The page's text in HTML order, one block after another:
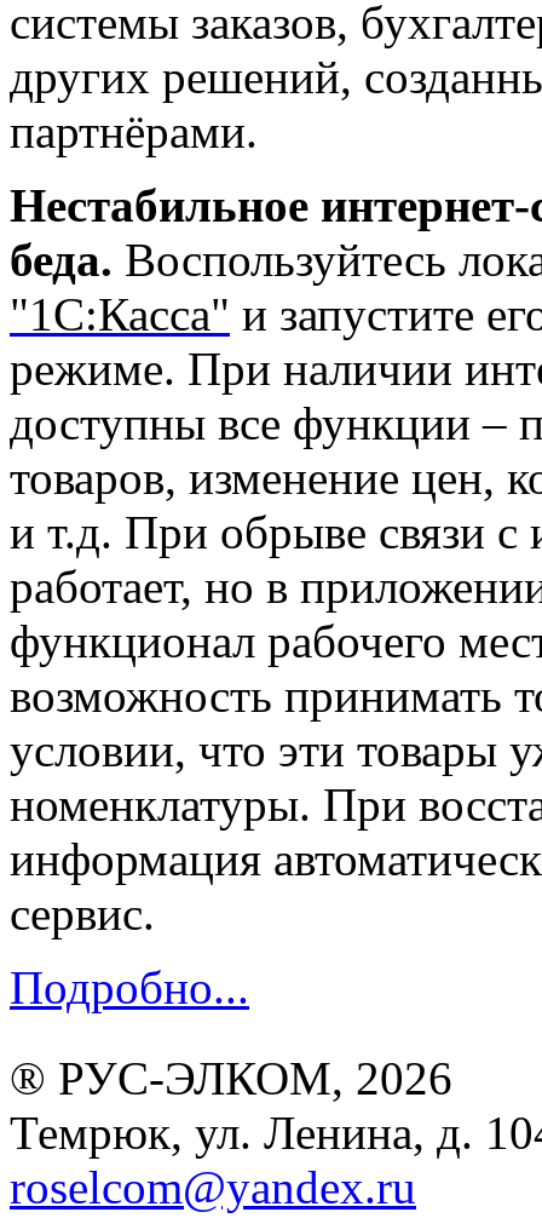
системы заказов,
других решений,
партнёрами.
Нестабильное
беда. Воспользуйтесь
"1С:Касса" и запустите
режиме. При наличии
доступны все функции –
товаров, изменение цен,
и т.д. При обрыве связи с
работает, но в
функционал рабочего
возможность принимать
условии, что эти товары
номенклатуры. При
информация
сервис.
Подробно...
® РУС-ЭЛКОМ, 2026
Темрюк, ул. Ленина, д.
roselcom@yandex.ru